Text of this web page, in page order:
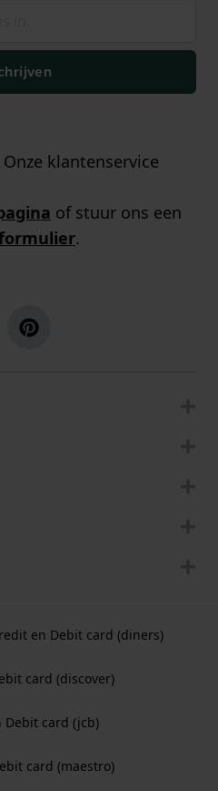
klantenservice
of stuur ons een
.